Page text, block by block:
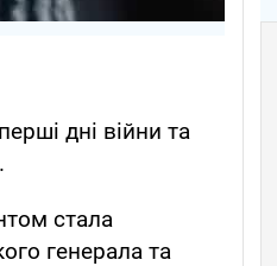
дні війни та
стала
генерала та